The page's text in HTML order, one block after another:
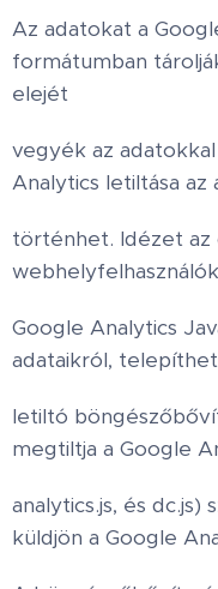
Az adatokat a
formátumban
elejét
vegyék az
Analytics letiltása az
történhet. Idézet az
Google Analytics
adataikról,
letiltó
megtiltja a Google
analytics.js, és dc.js)
küldjön a Google